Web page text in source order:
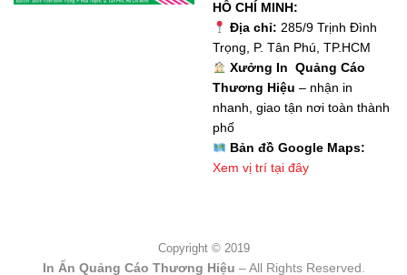
HỒ CHÍ MINH:
Địa chỉ: 285/9 Trịnh Đình
Trọng, P. Tân Phú, TP.HCM
Xưởng In Quảng Cáo
Thương Hiệu – nhận in
nhanh, giao tận nơi toàn thành
phố
Bản đồ Google Maps:
Xem vị trí tại đây
Copyright © 2019
In Ấn Quảng Cáo Thương Hiệu – All Rights Reserved.